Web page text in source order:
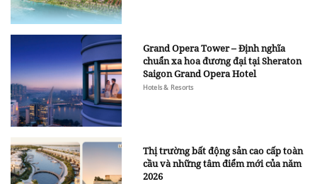
Grand Opera Tower – Định nghĩa
chuẩn xa hoa đương đại tại Sheraton
Saigon Grand Opera Hotel
Hotels & Resorts
Thị trường bất động sản cao cấp toàn
cầu và những tâm điểm mới của năm
2026